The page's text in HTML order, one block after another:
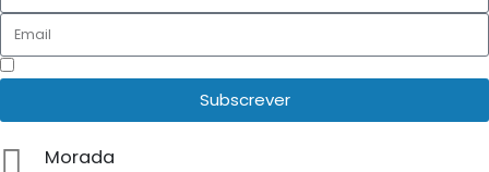
Subscrever
Morada